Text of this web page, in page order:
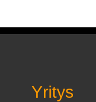
Yritys